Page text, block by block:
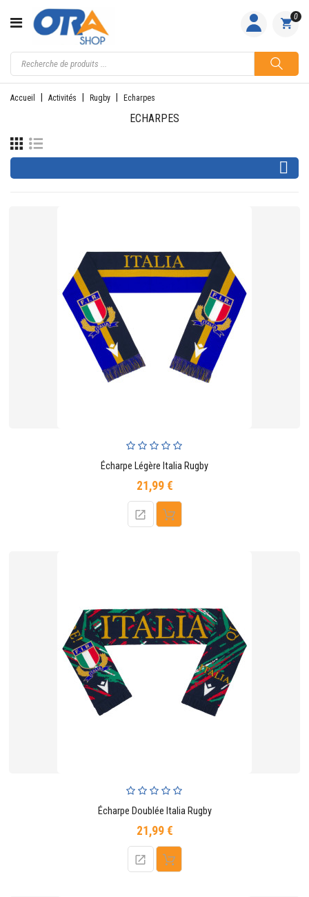
CATÉGORIE
ACCUEIL
ACTIVITÉS
HOMME
0
Accueil Activités Rugby Echarpes
ECHARPES

Écharpe Légère Italia Rugby
21,99 €Prix
Écharpe Doublée Italia Rugby
21,99 €Prix